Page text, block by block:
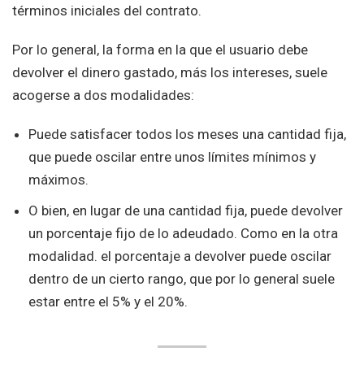
términos iniciales del contrato.
Por lo general, la forma en la que el usuario debe
devolver el dinero gastado, más los intereses, suele
acogerse a dos modalidades:
Puede satisfacer todos los meses una cantidad fija,
que puede oscilar entre unos límites mínimos y
máximos.
O bien, en lugar de una cantidad fija, puede devolver
un porcentaje fijo de lo adeudado. Como en la otra
modalidad. el porcentaje a devolver puede oscilar
dentro de un cierto rango, que por lo general suele
estar entre el 5% y el 20%.